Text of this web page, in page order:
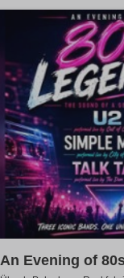
An Evening of